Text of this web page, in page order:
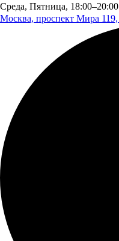
Среда, Пятница, 18:00–20:00
Москва, проспект Мира 119,